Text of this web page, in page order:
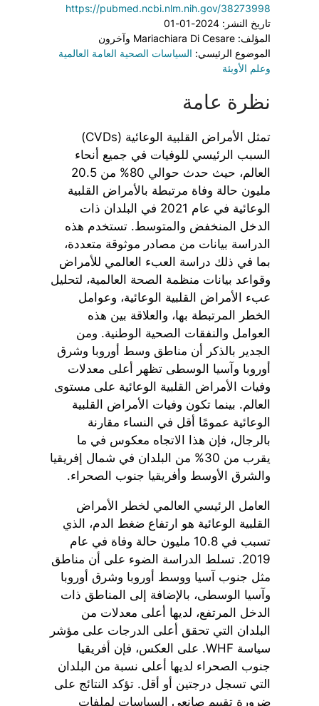
https://pubmed.ncbi.nlm.nih.gov/38273998
تاريخ النشر: 2024-01-01
المؤلف: Mariachiara Di Cesare وآخرون
الموضوع الرئيسي: السياسات الصحية العامة العالمية
وعلم الأوبئة
نظرة عامة
تمثل الأمراض القلبية الوعائية (CVDs)
السبب الرئيسي للوفيات في جميع أنحاء
العالم، حيث حدث حوالي 80% من 20.5
مليون حالة وفاة مرتبطة بالأمراض القلبية
الوعائية في عام 2021 في البلدان ذات
الدخل المنخفض والمتوسط. تستخدم هذه
الدراسة بيانات من مصادر موثوقة متعددة،
بما في ذلك دراسة العبء العالمي للأمراض
وقواعد بيانات منظمة الصحة العالمية، لتحليل
عبء الأمراض القلبية الوعائية، وعوامل
الخطر المرتبطة بها، والعلاقة بين هذه
العوامل والنفقات الصحية الوطنية. ومن
الجدير بالذكر أن مناطق وسط أوروبا وشرق
أوروبا وآسيا الوسطى تظهر أعلى معدلات
وفيات الأمراض القلبية الوعائية على مستوى
العالم. بينما تكون وفيات الأمراض القلبية
الوعائية عمومًا أقل في النساء مقارنة
بالرجال، فإن هذا الاتجاه معكوس في ما
يقرب من 30% من البلدان في شمال إفريقيا
والشرق الأوسط وأفريقيا جنوب الصحراء.
العامل الرئيسي العالمي لخطر الأمراض
القلبية الوعائية هو ارتفاع ضغط الدم، الذي
تسبب في 10.8 مليون حالة وفاة في عام
2019. تسلط الدراسة الضوء على أن مناطق
مثل جنوب آسيا ووسط أوروبا وشرق أوروبا
وآسيا الوسطى، بالإضافة إلى المناطق ذات
الدخل المرتفع، لديها أعلى معدلات من
البلدان التي تحقق أعلى الدرجات على مؤشر
سياسة WHF. على العكس، فإن أفريقيا
جنوب الصحراء لديها أعلى نسبة من البلدان
التي تسجل درجتين أو أقل. تؤكد النتائج على
ضرورة تقييم صانعي السياسات لملفات